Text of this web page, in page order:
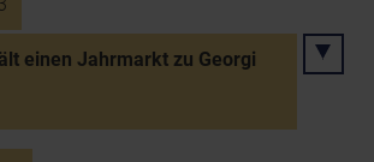
einen Jahrmarkt zu Georgi